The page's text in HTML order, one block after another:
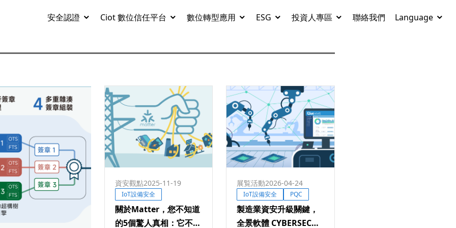
安全認證 Ciot 數位信任平台 數位轉型應用 ESG 投資人專區 聯絡我們 Language
資安觀點2025-11-19
IoT設備安全
關於Matter，您不知道
的5個驚人真相：它不只
展覧活動2026-04-24
IoT設備安全 PQC
製造業資安升級關鍵，
全景軟體 CYBERSEC